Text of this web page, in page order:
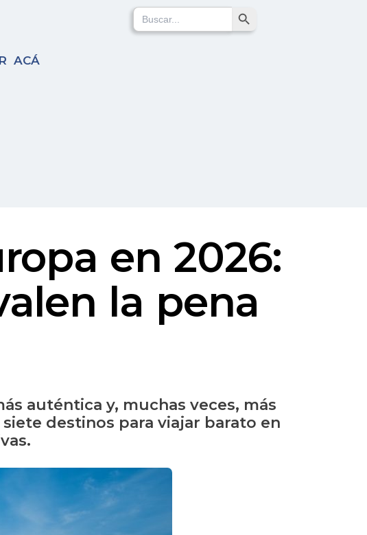
ACÁ
Search
for:
Search Button
en 2026:
la pena
auténtica y, muchas veces, más
destinos para viajar barato en